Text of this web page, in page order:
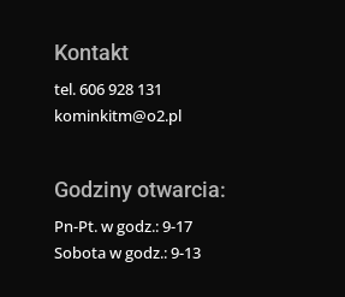
Kontakt
tel. 606 928 131
kominkitm@o2.pl
Godziny otwarcia:
Pn-Pt. w godz.: 9-17
Sobota w godz.: 9-13